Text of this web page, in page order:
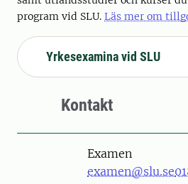
program vid SLU. Läs mer om
Yrkesexamina vid SLU
Kontakt
Examen
examen@slu.se